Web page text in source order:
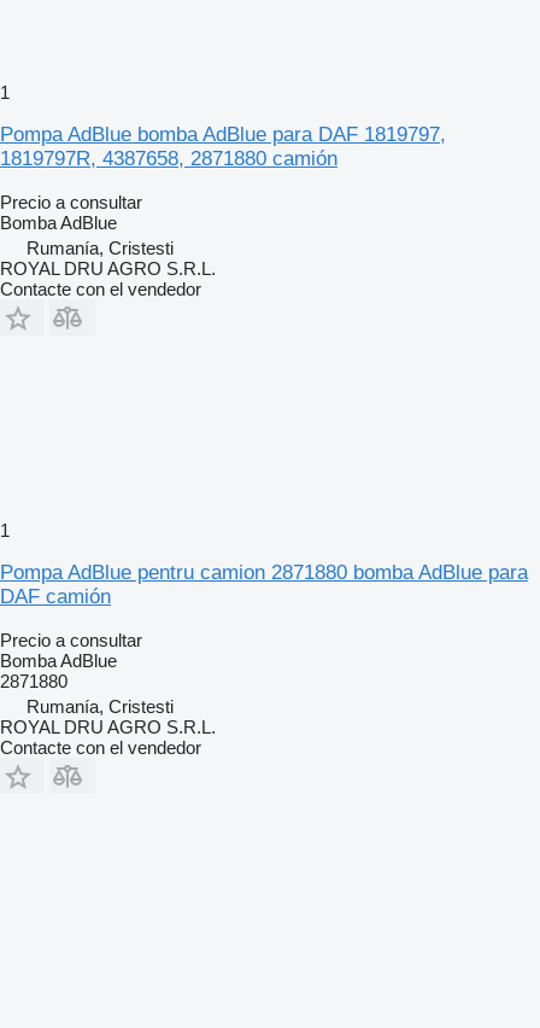
1
Pompa AdBlue bomba AdBlue para DAF 1819797,
1819797R, 4387658, 2871880 camión
Precio a consultar
Bomba AdBlue
Rumanía, Cristesti
ROYAL DRU AGRO S.R.L.
Contacte con el vendedor
1
Pompa AdBlue pentru camion 2871880 bomba AdBlue para
DAF camión
Precio a consultar
Bomba AdBlue
2871880
Rumanía, Cristesti
ROYAL DRU AGRO S.R.L.
Contacte con el vendedor